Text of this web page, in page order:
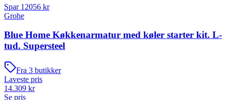
Spar 12056 kr
Grohe
Blue Home Køkkenarmatur med køler starter kit. L-
tud. Supersteel
Fra 3 butikker
Laveste pris
14.309 kr
Se pris